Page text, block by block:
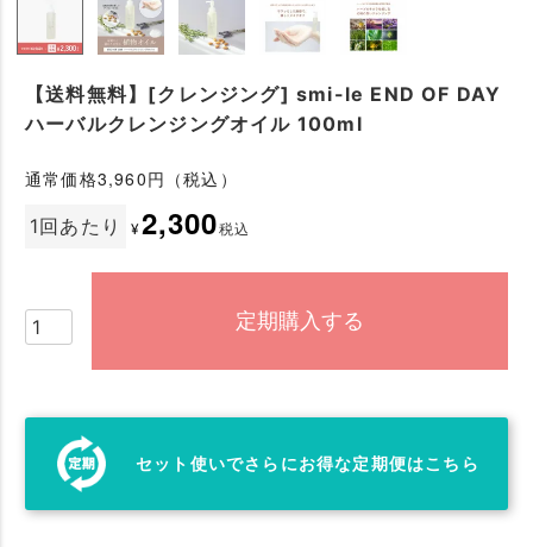
【送料無料】[クレンジング] smi-le END OF DAY
ハーバルクレンジングオイル 100ml
通常価格3,960円（税込）
1回あたり
¥ 2,300税込
定期購入する
セット使いでさらにお得な定期便はこちら